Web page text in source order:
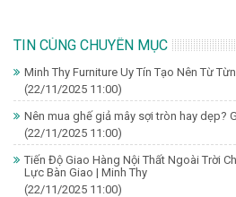
TIN CÙNG CHUYÊN MỤC
Minh Thy Furniture Uy Tín Tạo Nên Từ
(22/11/2025 11:00)
Nên mua ghế giả mây sợi tròn hay dẹp?
(22/11/2025 11:00)
Tiến Độ Giao Hàng Nội Thất Ngoài Trời
Lực Bàn Giao | Minh Thy
(22/11/2025 11:00)